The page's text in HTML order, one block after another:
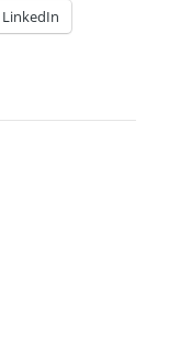
LinkedIn